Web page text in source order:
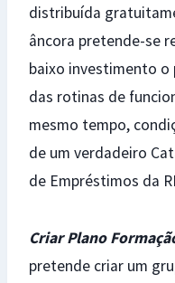
distribuída
âncora pretende-se
baixo investimento
das rotinas de
mesmo tempo,
de um verdadeiro
de Empréstimos da
Criar Plano
pretende criar um